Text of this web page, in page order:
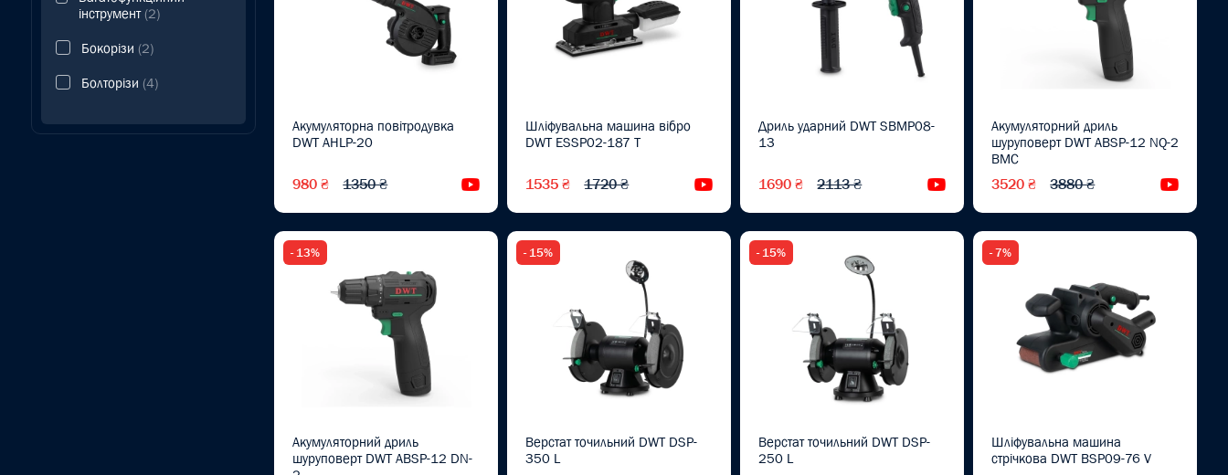
інструмент (2)
Бокорізи (2)
Болторізи (4)
Акумуляторна повітродувка
DWT AHLP-20
980 ₴ 1350 ₴ Відеоогляд
Шліфувальна машина вібро
DWT ESSP02-187 T
1535 ₴ 1720 ₴ Відеоогляд
Дриль ударний DWT SBMP08-
13
1690 ₴ 2113 ₴ Відеоогляд
Акумуляторний дриль
шуруповерт DWT ABSP-12 NQ-2
BMC
3520 ₴ 3880 ₴
- 13%
Акумуляторний дриль
шуруповерт DWT ABSP-12 DN-
- 15%
Верстат точильний DWT DSP-
350 L
- 15%
Верстат точильний DWT DSP-
250 L
- 7%
Шліфувальна машина
стрічкова DWT BSP09-76 V